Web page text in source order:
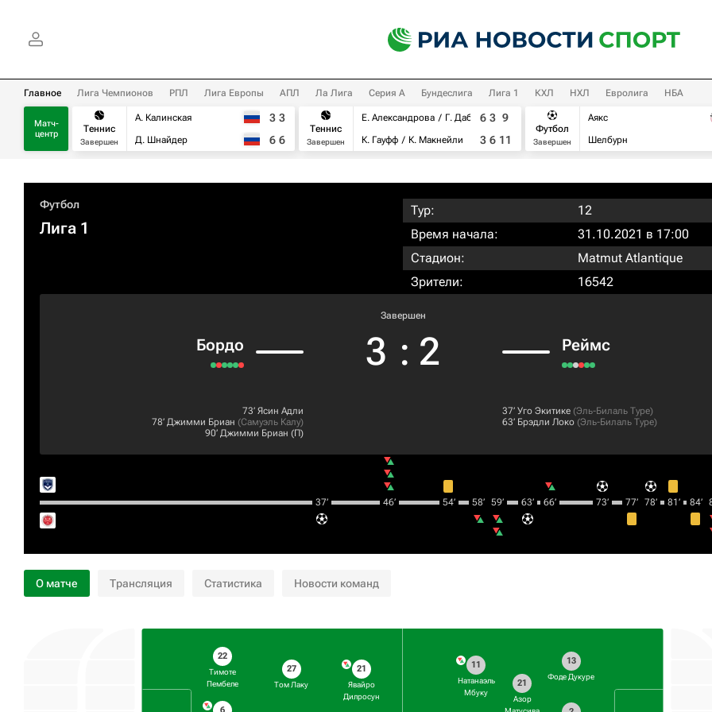
Главное Лига Чемпионов РПЛ Лига Европы АПЛ Ла Лига Серия А Бундеслига Лига 1 КХЛ НХЛ Евролига НБА
Матч-
центр
Теннис
Завершен
А. Калинская
Д. Шнайдер
3 3
6 6
Теннис
Завершен
Е. Александрова
Г. Дабровски
К. Гауфф
К. Макнейли
6 3 9
3 6 11
Футбол
Завершен
Аякс
Шелбурн
Футбол
Лига 1
Тур:
12
Время начала:
31.10.2021 в 17:00
Стадион:
Matmut Atlantique
Зрители:
16542
Бордо
Завершен
3 : 2 Реймс
73‎’‎ Ясин Адли
78‎’‎ Джимми Бриан (Самуэль Калу)
90‎’‎ Джимми Бриан (П)
37‎’‎ Уго Экитике (Эль-Билаль Туре)
63‎’‎ Брэдли Локо (Эль-Билаль Туре)
37‎’‎ 46‎’‎ 54‎’‎ 58‎’‎ 59‎’‎ 63‎’‎ 66‎’‎ 73‎’‎ 77‎’‎ 78‎’‎ 81‎’‎ 84‎’‎
О матче Трансляция Статистика Новости команд
22
Тимоте
Пембеле
6
27
Том Лаку
21
Явайро
Дилросун
13
Фоде Дукуре
21
Азор
11
Натанаэль
Мбуку